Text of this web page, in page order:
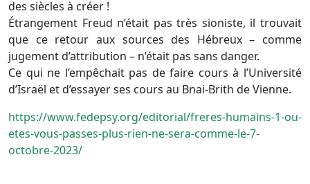
des siècles à créer !
Étrangement Freud n’était pas très sioniste, il trouvait
que ce retour aux sources des Hébreux – comme
jugement d’attribution – n’était pas sans danger.
Ce qui ne l’empêchait pas de faire cours à l’Université
d’Israël et d’essayer ses cours au Bnai-Brith de Vienne.
https://www.fedepsy.org/editorial/freres-humains-1-ou-
etes-vous-passes-plus-rien-ne-sera-comme-le-7-
octobre-2023/